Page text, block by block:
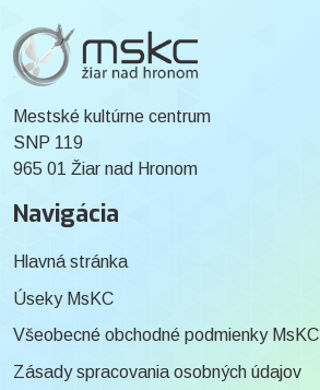
Mestské kultúrne centrum
SNP 119
965 01 Žiar nad Hronom
Navigácia
Hlavná stránka
Úseky MsKC
Všeobecné obchodné podmienky MsKC
Zásady spracovania osobných údajov